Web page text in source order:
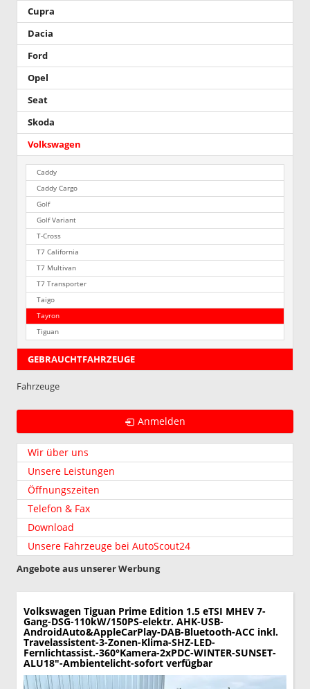
Cupra
Dacia
Ford
Opel
Seat
Skoda
Volkswagen
Caddy
Caddy Cargo
Golf
Golf Variant
T-Cross
T7 California
T7 Multivan
T7 Transporter
Taigo
Tayron
Tiguan
GEBRAUCHTFAHRZEUGE
Fahrzeuge
Anmelden
Wir über uns
Unsere Leistungen
Öffnungszeiten
Telefon & Fax
Download
Unsere Fahrzeuge bei AutoScout24
Angebote aus unserer Werbung
Volkswagen Tiguan Prime Edition 1.5 eTSI MHEV 7-
Gang-DSG-110kW/150PS-elektr. AHK-USB-
AndroidAuto&AppleCarPlay-DAB-Bluetooth-ACC inkl.
Travelassistent-3-Zonen-Klima-SHZ-LED-
Fernlichtassist.-360°Kamera-2xPDC-WINTER-SUNSET-
ALU18"-Ambientelicht-sofort verfügbar